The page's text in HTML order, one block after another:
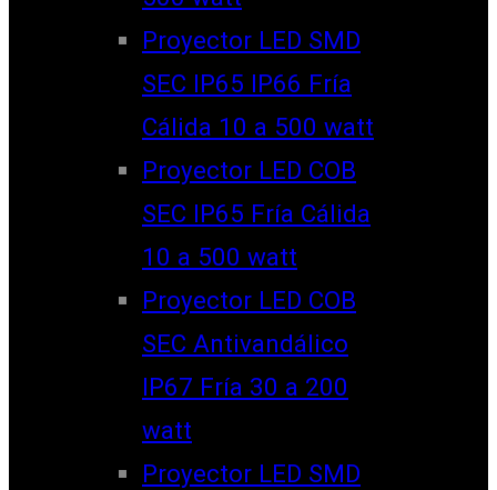
Proyector LED SMD
SEC IP65 IP66 Fría
Cálida 10 a 500 watt
Proyector LED COB
SEC IP65 Fría Cálida
10 a 500 watt
Proyector LED COB
SEC Antivandálico
IP67 Fría 30 a 200
watt
Proyector LED SMD